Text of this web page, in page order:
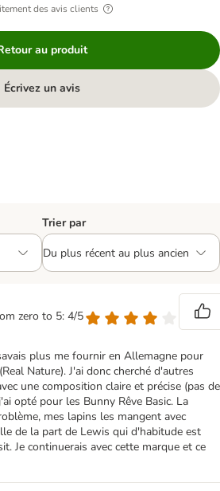
des avis clients
au produit
Écrivez un avis
Trier par
zero to 5: 4/5
plus me fournir en Allemagne pour
Nature). J'ai donc cherché d'autres
une composition claire et précise (pas de
opté pour les Bunny Rêve Basic. La
mes lapins les mangent avec
de la part de Lewis qui d'habitude est
Je continuerais avec cette marque et ce